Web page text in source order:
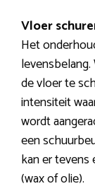
Vloer
Het
de vloer te
intensiteit
wordt
een
kan er tevens
(wax of olie).